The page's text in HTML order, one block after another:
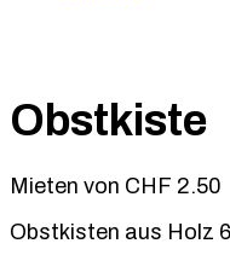
Obstkiste
Mieten von CHF 2.50
Obstkisten aus Holz